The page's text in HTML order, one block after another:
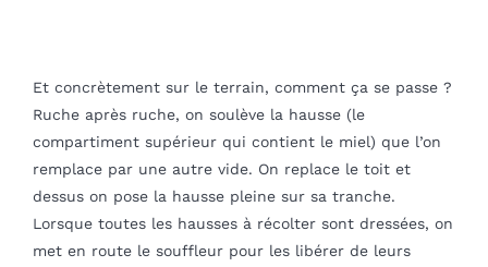
Et concrètement sur le terrain, comment ça se passe ?
Ruche après ruche, on soulève la hausse (le
compartiment supérieur qui contient le miel) que l’on
remplace par une autre vide. On replace le toit et
dessus on pose la hausse pleine sur sa tranche.
Lorsque toutes les hausses à récolter sont dressées, on
met en route le souffleur pour les libérer de leurs